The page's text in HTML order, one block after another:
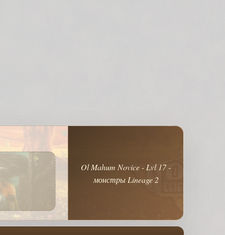
Ol Mahum Novice - Lvl 17 -
монстры Lineage 2